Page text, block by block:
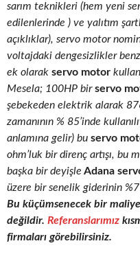
sarım teknikleri (hem yeni
edilenlerinde ) ve yalıtım
açıklıklar), servo motor
voltajdaki dengesizlikler
ek olarak servo motor
Mesela; 100HP birservo
şebekeden elektrik alarak
zamanının % 85’inde
anlamına gelir) bu servo
ohm’luk bir direnç artışı, bu
başka bir deyişle Adana
üzere bir senelik giderinin
Bu küçümsenecek bir
değildir. Referanslarımız
firmaları görebilirsiniz.